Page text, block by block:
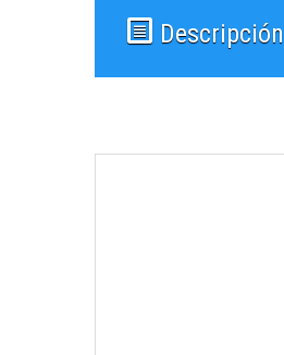
Descripción